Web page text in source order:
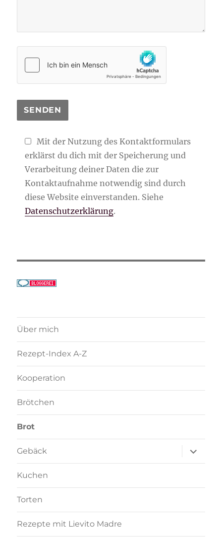
Mit der Nutzung des Kontaktformulars
erklärst du dich mit der Speicherung und
Verarbeitung deiner Daten die zur
Kontaktaufnahme notwendig sind durch
diese Website einverstanden. Siehe
Datenschutzerklärung.
Über mich
Rezept-Index A-Z
Kooperation
Brötchen
Brot
Gebäck
anzeigen
Kuchen
Torten
Rezepte mit Lievito Madre